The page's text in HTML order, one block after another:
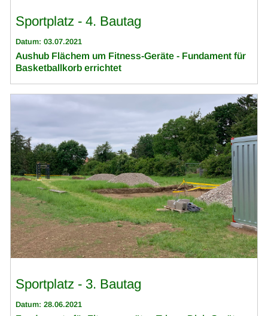
Sportplatz - 4. Bautag
Datum: 03.07.2021
Aushub Flächem um Fitness-Geräte - Fundament für
Basketballkorb errichtet
Sportplatz - 3. Bautag
Datum: 28.06.2021